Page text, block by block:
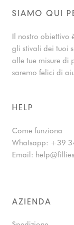
SIAMO QUI
Il nostro obiettivo
gli stivali dei tuoi
alle tue misure di
saremo felici di
HELP
Come funziona
Whatsapp: +39
Email:
AZIENDA